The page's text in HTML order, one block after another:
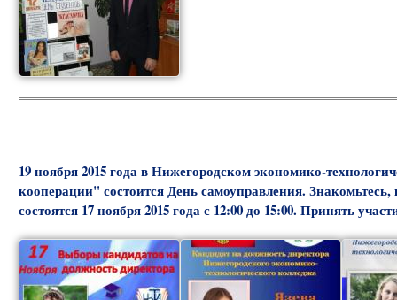
19 ноября 2015 года в Нижегородском экономико-
кооперации" состоится День самоуправления.
состоятся 17 ноября 2015 года с 12:00 до 15:00. Принять